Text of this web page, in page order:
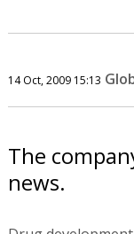
14 Oct, 2009 15:13
The
news.